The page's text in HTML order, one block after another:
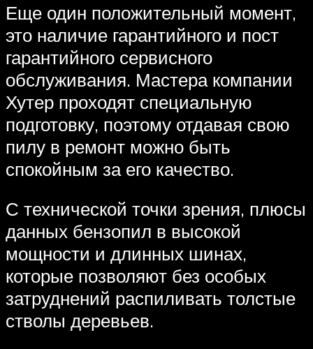
Еще один положительный момент,
это наличие гарантийного и пост
гарантийного сервисного
обслуживания. Мастера компании
Хутер проходят специальную
подготовку, поэтому отдавая свою
пилу в ремонт можно быть
спокойным за его качество.
С технической точки зрения, плюсы
данных бензопил в высокой
мощности и длинных шинах,
которые позволяют без особых
затруднений распиливать толстые
стволы деревьев.